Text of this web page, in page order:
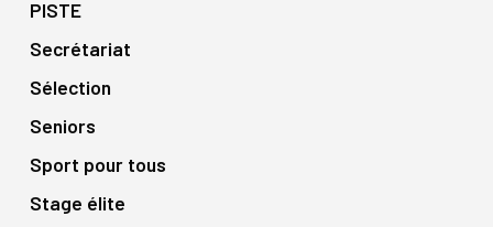
PISTE
Secrétariat
Sélection
Seniors
Sport pour tous
Stage élite